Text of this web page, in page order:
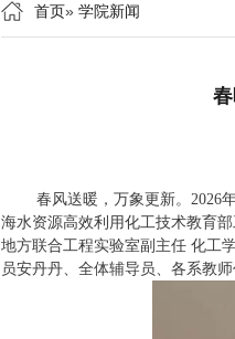
首页» 学院新闻
春风送暖，万象更新。2026
海水资源高效利用化工技术教育
地方联合工程实验室副主任 化工
员安丹丹、全体辅导员、各系教